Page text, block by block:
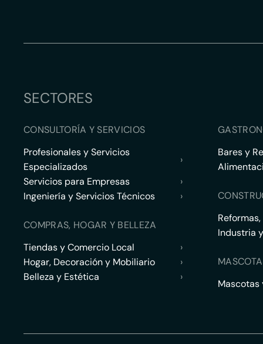
SECTORES
CONSULTORÍA Y SERVICIOS
Profesionales y Servicios
Especializados
›
Servicios para Empresas
›
Ingeniería y Servicios Técnicos
›
COMPRAS, HOGAR Y BELLEZA
Tiendas y Comercio Local
›
Hogar, Decoración y Mobiliario
›
Belleza y Estética
›
Bares y
Industria
Mascotas